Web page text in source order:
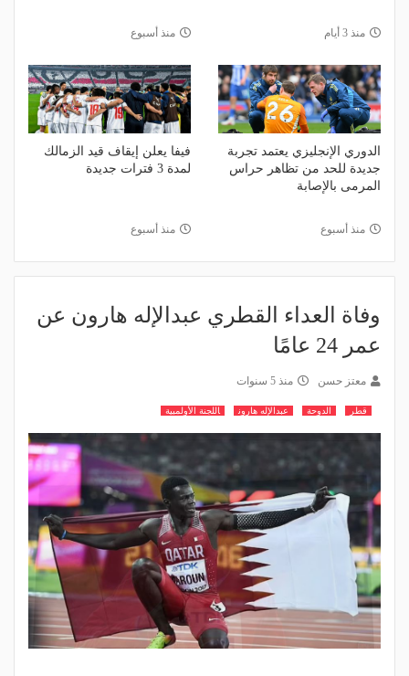
منذ 3 أيام منذ أسبوع
الدوري الإنجليزي يعتمد تجربة
جديدة للحد من تظاهر حراس
المرمى بالإصابة
منذ أسبوع
فيفا يعلن إيقاف قيد الزمالك
لمدة 3 فترات جديدة
منذ أسبوع
وفاة العداء القطري عبدالإله هارون عن
عمر 24 عامًا
معتز حسن منذ 5 سنوات
قطر الدوحة عبدالإله هارون اللجنة الأولمبية